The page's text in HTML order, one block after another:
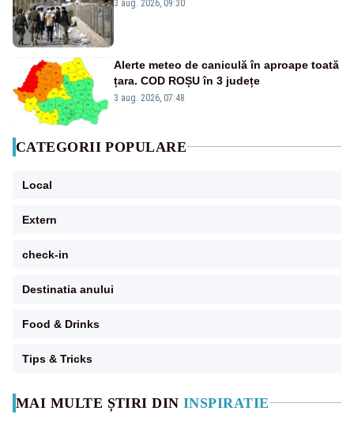
MAI MULTE ȘTIRI DIN INSPIRATIE
3 aug. 2026, 09:30
Alerte meteo de caniculă în aproape toată
țara. COD ROȘU în 3 județe
3 aug. 2026, 07:48
CATEGORII POPULARE
Local
Extern
check-in
Destinatia anului
Food & Drinks
Tips & Tricks